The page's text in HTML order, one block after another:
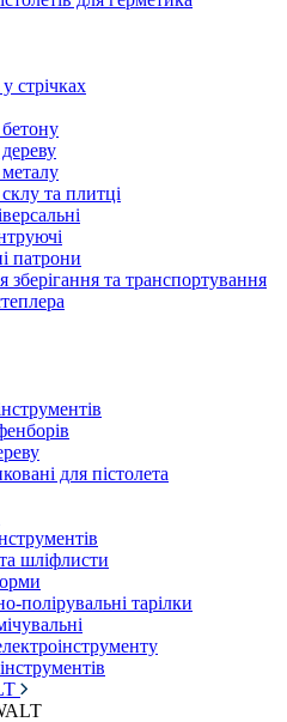
стрічках
та плитці
патрони
зберігання та транспортування
для пістолета
шліфлисти
полірувальні тарілки